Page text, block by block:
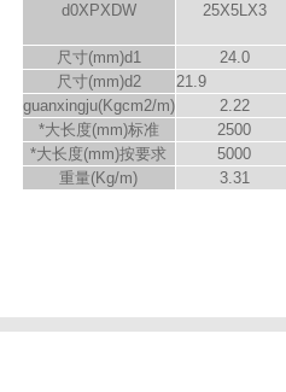
d0XPXDW 25X5LX3
尺寸(mm)d1
24.0
尺寸(mm)d2
21.9
guanxingju(Kgcm2/m)
2.22
*大长度(mm)标准
2500
*大长度(mm)按要求
5000
重量(Kg/m)
3.31